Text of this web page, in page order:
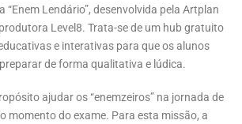
Lendário”, desenvolvida pela Artplan
Level8. Trata-se de um hub gratuito
e interativas para que os alunos
de forma qualitativa e lúdica.
ajudar os “enemzeiros” na jornada de
momento do exame. Para esta missão, a